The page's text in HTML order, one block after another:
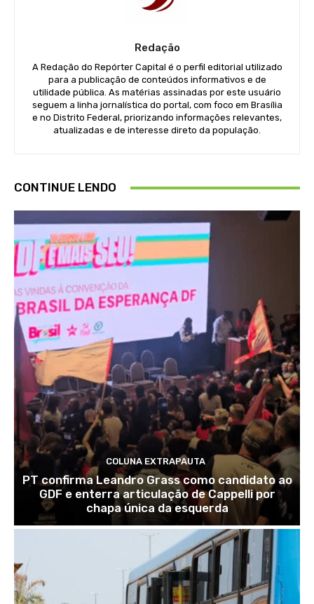
Redação
A Redação do Repórter Capital é o perfil editorial utilizado
para a publicação de conteúdos informativos e de
utilidade pública. As matérias assinadas por este usuário
seguem a linha jornalística do portal, com foco em Brasília
e no Distrito Federal, priorizando informações relevantes,
atualizadas e de interesse direto da população.
CONTINUE LENDO
COLUNA EXTRAPAUTA
PT confirma Leandro Grass como candidato ao
GDF e enterra articulação de Cappelli por
chapa única da esquerda